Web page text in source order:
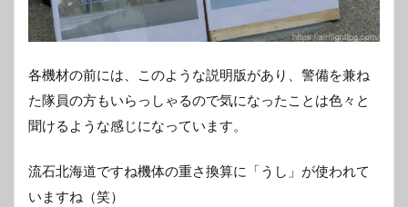
各機材の前には、このような説明版があり、警備を兼ね
た隊員の方もいらっしゃるので気になったことは色々と
聞けるような感じになっています。
流石北海道ですね機体の重さ換算に「うし」が使われて
いますね（笑）